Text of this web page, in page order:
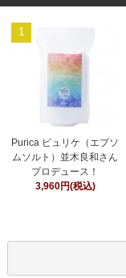
1
Purica ピュリケ（エプソ
ムソルト）並木良和さん
プロデュース！
3,960円(税込)